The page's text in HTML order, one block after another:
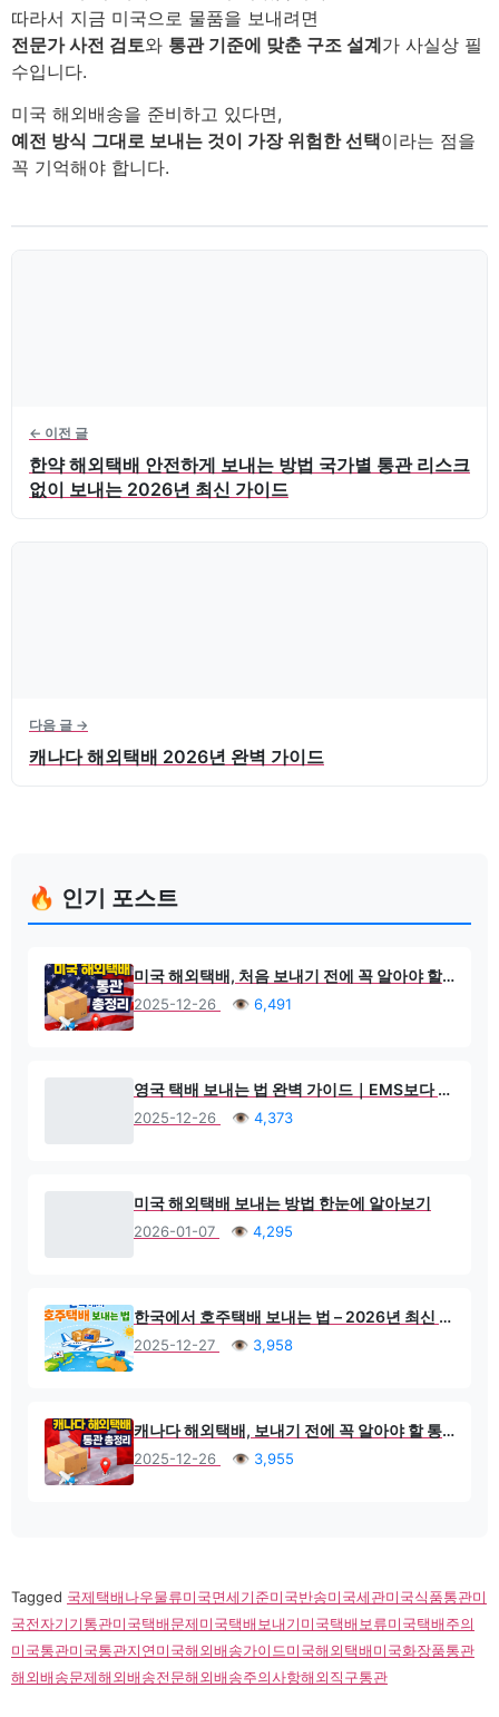
따라서 지금 미국으로 물품을 보내려면
전문가 사전 검토와 통관 기준에 맞춘 구조 설계가 사실상 필
수입니다.
미국 해외배송을 준비하고 있다면,
예전 방식 그대로 보내는 것이 가장 위험한 선택이라는 점을
꼭 기억해야 합니다.
← 이전 글
한약 해외택배 안전하게 보내는 방법 국가별 통관 리스크
없이 보내는 2026년 최신 가이드
다음 글 →
캐나다 해외택배 2026년 완벽 가이드
🔥 인기 포스트
미국 해외택배, 처음 보내기 전에 꼭 알아야 할 현실 가이드 통관에서 막히지 않는 방법 총 정리
2025-12-26 👁 6,491
영국 택배 보내는 법 완벽 가이드｜EMS보다 싸고 빠른 방법은?
2025-12-26 👁 4,373
미국 해외택배 보내는 방법 한눈에 알아보기
2026-01-07 👁 4,295
한국에서 호주택배 보내는 법 – 2026년 최신 검역·통관 완벽 가이드
2025-12-27 👁 3,958
캐나다 해외택배, 보내기 전에 꼭 알아야 할 통관 현실 가이드 서류·금지품목·통관 지연 없이 보내는 방법 (2026 최신)
2025-12-26 👁 3,955
Tagged 국제택배나우물류미국면세기준미국반송미국세관미국식품통관미
국전자기기통관미국택배문제미국택배보내기미국택배보류미국택배주의
미국통관미국통관지연미국해외배송가이드미국해외택배미국화장품통관
해외배송문제해외배송전문해외배송주의사항해외직구통관